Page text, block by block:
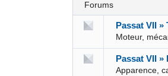
Forums
Passat VII »
Moteur,
Passat VII
Apparence,